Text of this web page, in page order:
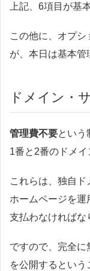
上記、6項目が基
この他に、オプ
が、本日は基本管
ドメイン・
管理費不要という
1番と2番のドメイ
これらは、独自
ホームページを運
支払わなければな
ですので、完全に
を公開するとい